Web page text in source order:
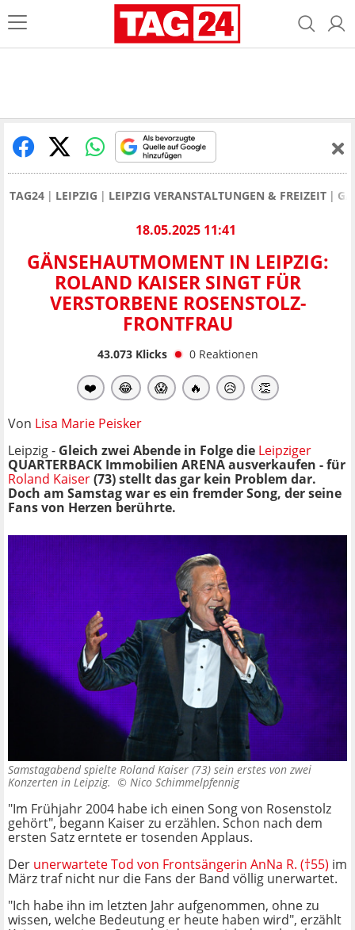
TAG24 LEIPZIG LEIPZIG VERANSTALTUNGEN & FREIZEIT
18.05.2025 11:41
GÄNSEHAUTMOMENT IN LEIPZIG:
ROLAND KAISER SINGT FÜR
VERSTORBENE ROSENSTOLZ-
FRONTFRAU
43.073Klicks 0 Reaktionen
❤️ 😂 😱 🔥 😥 👏
Von Lisa Marie Peisker
Leipzig - Gleich zwei Abende in Folge die Leipziger
QUARTERBACK Immobilien ARENA ausverkaufen - für
Roland Kaiser(73) stellt das gar kein Problem dar.
Doch am Samstag war es ein fremder Song, der seine
Fans von Herzen berührte.
Samstagabend spielte Roland Kaiser (73) sein erstes von zwei
Konzerten in Leipzig. © Nico Schimmelpfennig
"Im Frühjahr 2004 habe ich einen Song von Rosenstolz
gehört", begann Kaiser zu erzählen. Schon nach dem
ersten Satz erntete er tosenden Applaus.
Der unerwartete Tod von Frontsängerin AnNa R. (†55) im
März traf nicht nur die Fans der Band völlig unerwartet.
"Ich habe ihn im letzten Jahr aufgenommen, ohne zu
wissen, welche Bedeutung er heute haben wird", erzählt